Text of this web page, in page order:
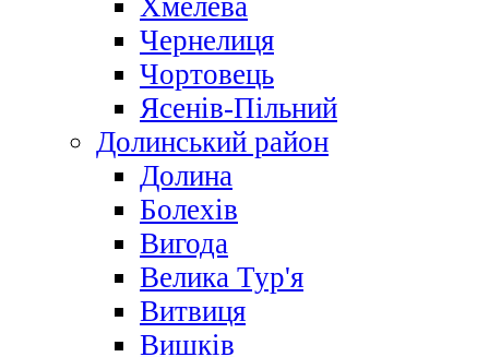
Хмелева
Чернелиця
Чортовець
Ясенів-Пільний
Долинський район
Долина
Болехів
Вигода
Велика Тур'я
Витвиця
Вишків